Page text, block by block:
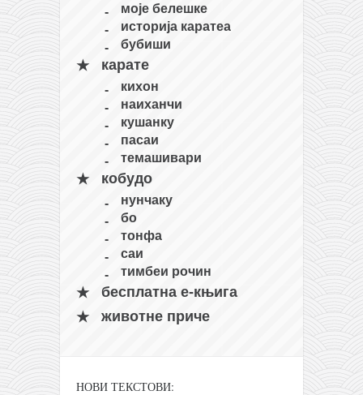
моје белешке
историја каратеа
бубиши
карате
кихон
наиханчи
кушанку
пасаи
темашивари
кобудо
нунчаку
бо
тонфа
саи
тимбеи рочин
бесплатна е-књига
животне приче
НОВИ ТЕКСТОВИ: